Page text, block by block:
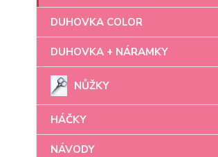
DUHOVKA COLOR
DUHOVKA + NÁRAMKY
NŮŽKY
HÁČKY
NÁVODY